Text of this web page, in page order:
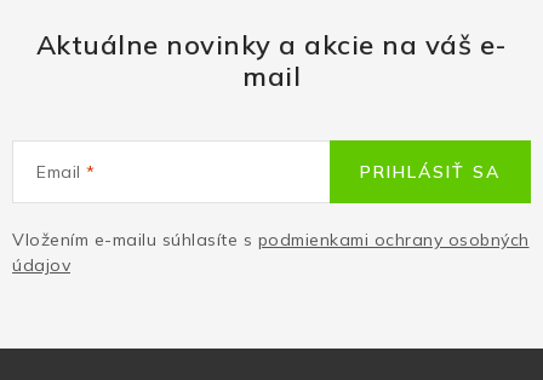
Aktuálne novinky a akcie na váš e-
mail
Email
Vložením e-mailu súhlasíte s podmienkami ochrany osobných
údajov
PRIHLÁSIŤ SA